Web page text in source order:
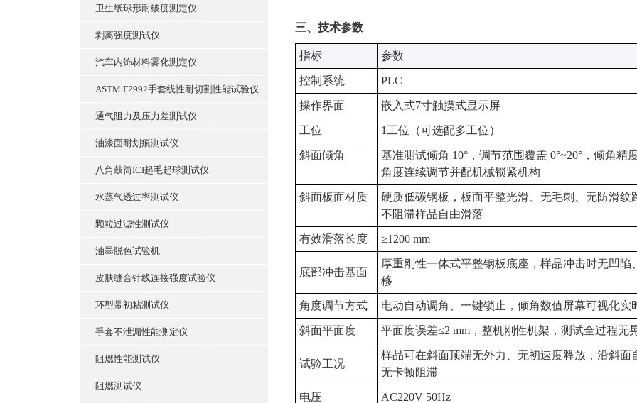
卫生纸球形耐破度测定仪
剥离强度测试仪
汽车内饰材料雾化测定仪
ASTM F2992手套线性耐切割性能试验仪
通气阻力及压力差测试仪
油漆面耐划痕测试仪
八角鼓筒ICI起毛起球测试仪
水蒸气透过率测试仪
颗粒过滤性测试仪
油墨脱色试验机
皮肤缝合针线连接强度试验仪
环型带初粘测试仪
手套不泄漏性能测定仪
阻燃性能测试仪
阻燃测试仪
三、技术参数
‌指标‌ ‌参数‌
控制系统‌ PLC
操作界面‌ 嵌入式7寸触摸式显示屏‌
工位 1工位（可选配多工位）
斜面倾角
基准测试倾角 10°，调节范围覆盖 0°~20°，倾角精
角度连续调节并配机械锁紧机构
斜面板面材质
硬质低碳钢板，板面平整光滑、无毛刺、无防滑纹
不阻滞样品自由滑落
有效滑落长度 ≥1200 mm
底部冲击基面
厚重刚性一体式平整钢板底座，样品冲击时无凹陷
移
角度调节方式 电动自动调角、一键锁止，倾角数值屏幕可视化实
斜面平面度 平面度误差≤2 mm，整机刚性机架，测试全过程无
试验工况
样品可在斜面顶端无外力、无初速度释放，沿斜面
无卡顿阻滞
电压 AC220V 50Hz